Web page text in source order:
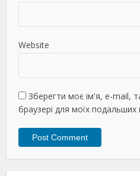
Website
Зберегти моє ім'я, e-mail,
браузері для моїх подальших